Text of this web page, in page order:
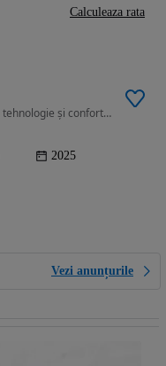
1499 cm3 • 279 CP • OMODA 7 – Eleganță, tehnologie și confort într-un singur SUV.
2025
Vezi anunțurile
Calculeaza rata